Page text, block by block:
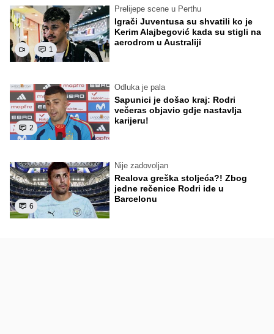
1
Prelijepe scene u Perthu
Igrači Juventusa su shvatili ko je
Kerim Alajbegović kada su stigli na
aerodrom u Australiji
2
Odluka je pala
Sapunici je došao kraj: Rodri
večeras objavio gdje nastavlja
karijeru!
6
Nije zadovoljan
Realova greška stoljeća?! Zbog
jedne rečenice Rodri ide u
Barcelonu